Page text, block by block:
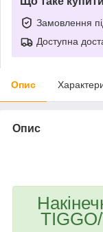
Замовлення
Доступна
Опис
Опис